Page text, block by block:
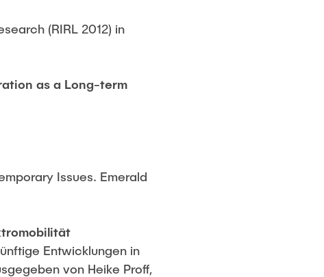
(RIRL 2012) in
as a Long-term
Issues. Emerald
Entwicklungen in
von Heike Proff,